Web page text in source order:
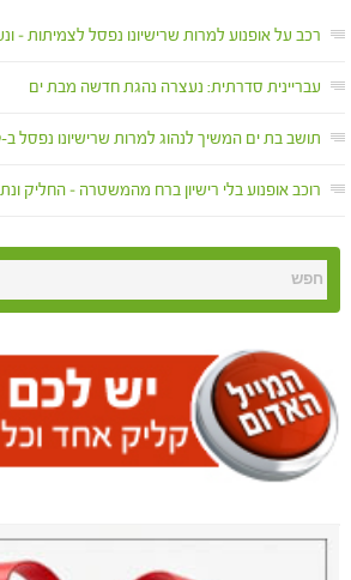
רכב על אופנוע למרות שרישיונו נפסל לצמיתות –
עבריינית סדרתית: נעצרה נהגת חדשה מבת ים
תושב בת ים המשיך לנהוג למרות שרישיונו נפסל ב-2009
רוכב אופנוע בלי רישיון ברח מהמשטרה – החליק